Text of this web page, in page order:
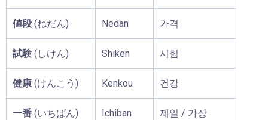
値段 (ねだん) Nedan 가격
試験 (しけん) Shiken 시험
健康 (けんこう) Kenkou 건강
一番 (いちばん) Ichiban 제일 / 가장